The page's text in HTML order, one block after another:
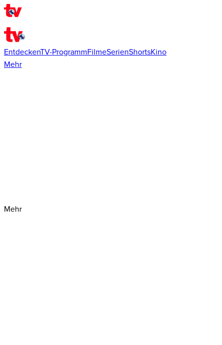
EntdeckenTV-ProgrammFilmeSerienShortsKino
Mehr
Mehr